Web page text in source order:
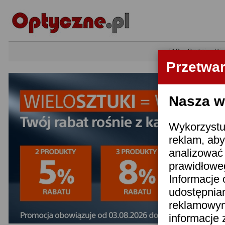
Nasza
reklam,
Informacje
informacje
•FAQ•Szukaj•